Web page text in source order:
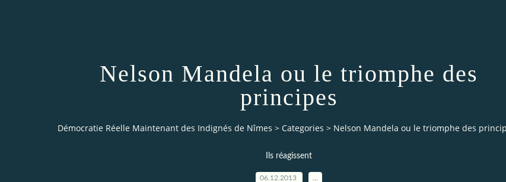
Nelson Mandela ou le triomphe des
principes
Démocratie Réelle Maintenant des Indignés de Nîmes > Categories > Nelson Mandela ou le triomphe des
Ils réagissent
06.12.2013